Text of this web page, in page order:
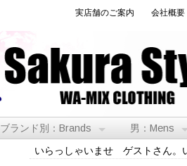
実店舗のご案内 会社概要
ブランド別：Brands 男：Mens
いらっしゃいませ ゲストさん。